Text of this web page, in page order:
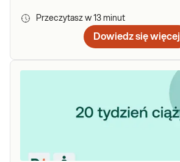
Przeczytasz w 13 minut
Dowiedz się więcej